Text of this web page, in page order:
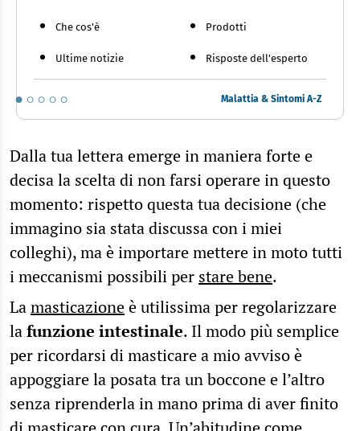
Che cos'è
Ultime notizie
Prodotti
Risposte dell'esperto
Malattia & Sintomi A-Z
Dalla tua lettera emerge in maniera forte e
decisa la scelta di non farsi operare in questo
momento: rispetto questa tua decisione (che
immagino sia stata discussa con i miei
colleghi), ma è importare mettere in moto tutti
i meccanismi possibili per stare bene.
Lamasticazioneè utilissima per regolarizzare
lafunzione intestinale. Il modo più semplice
per ricordarsi di masticare a mio avviso è
appoggiare la posata tra un boccone e l’altro
senza riprenderla in mano prima di aver finito